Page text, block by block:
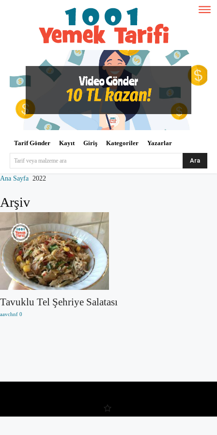
Tarif Gönder Kayıt Giriş Kategoriler Yazarlar
Tarif veya malzeme ara Ara
Ana Sayfa 2022
Arşiv
Tavuklu Tel Şehriye Salatası
aavchnf 0